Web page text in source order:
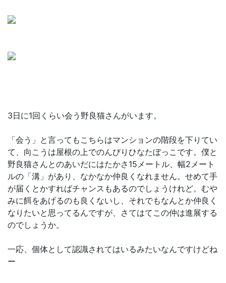
3日に1回くらい会う野良猫さんがいます。
「会う」と言ってもこちらはマンションの階段を下りてい
て、向こうは屋根の上でのんびりひなたぼっこです。僕と
野良猫さんとのあいだにはたかさ15メートル、幅2メート
ルの「溝」があり、なかなか仲良くなれません。せめて手
が届くとかすればチャンスもあるのでしょうけれど。むや
みに餌をあげるのも良くないし、それでもなんとか仲良く
なりたいと思ってるんですが、さてはてこの仲は進展する
のでしょうか。
一応、個体として認識されてはいるみたいなんですけどね
ー